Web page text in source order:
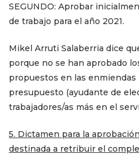
SEGUNDO: Aprobar
de trabajo para el año 2021.
Mikel Arruti Salaberria dice
porque no se han aprobado
propuestos en las enmiendas
presupuesto (ayudante de
trabajadores/as más en el
5. Dictamen para la
destinada a retribuir el